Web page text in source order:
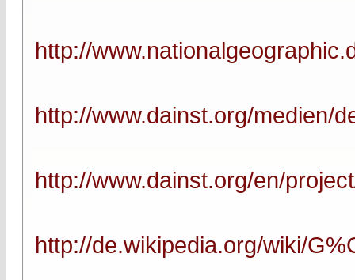
http://
http://www.dainst.org/medien/
http://www.dainst.org/en/
http://de.wikipedia.org/wiki/